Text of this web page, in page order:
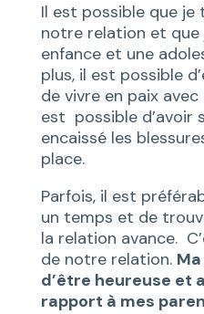
Il est possible que je
notre relation et que
enfance et une
plus, il est possible
de vivre en paix
est possible d’avoir
encaissé les
place.
Parfois, il est
un temps et de
la relation avance.
de notre relation.
d’être heureuse et
rapport à mes